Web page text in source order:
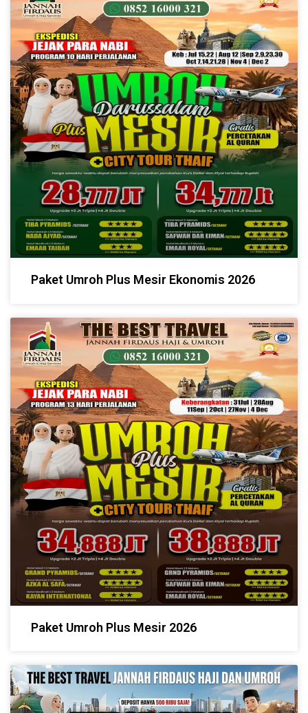
Paket Umroh Plus Mesir Ekonomis 2026
Paket Umroh Plus Mesir 2026